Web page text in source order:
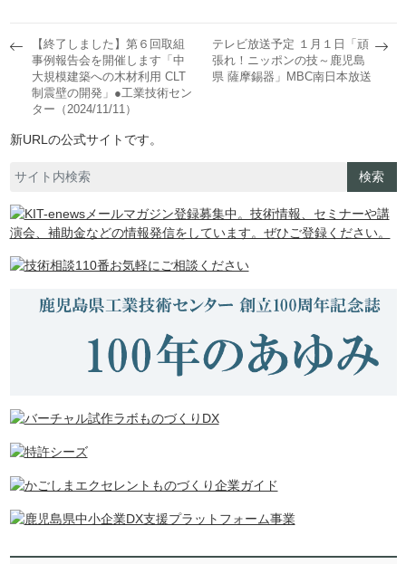
【終了しました】第６回取組
事例報告会を開催します「中
大規模建築への木材利用 CLT
制震壁の開発」●工業技術セン
ター（2024/11/11）
テレビ放送予定 １月１日「頑
張れ！ニッポンの技～鹿児島
県 薩摩錫器」MBC南日本放送
新URLの公式サイトです。
検索